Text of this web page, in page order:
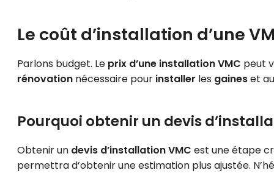
Le coût d’installation d’une
Parlons budget. Le prix d’une installation VMC peut
rénovation nécessaire pour installer les gaineset
Pourquoi obtenir un devis
Obtenir un devis d’installation VMC est une étape
permettra d’obtenir une estimation plus ajustée.